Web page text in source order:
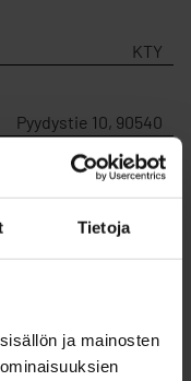
Tietoja
ja mainosten
KTY
Pyydystie 10, 90540
Ei
Kyllä
1